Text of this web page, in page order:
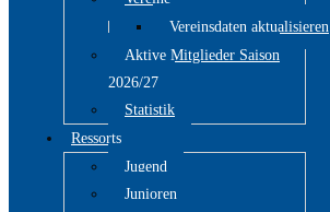
Vereinsdaten aktualisieren
Aktive Mitglieder Saison
2026/27
Statistik
Ressorts
Jugend
Junioren